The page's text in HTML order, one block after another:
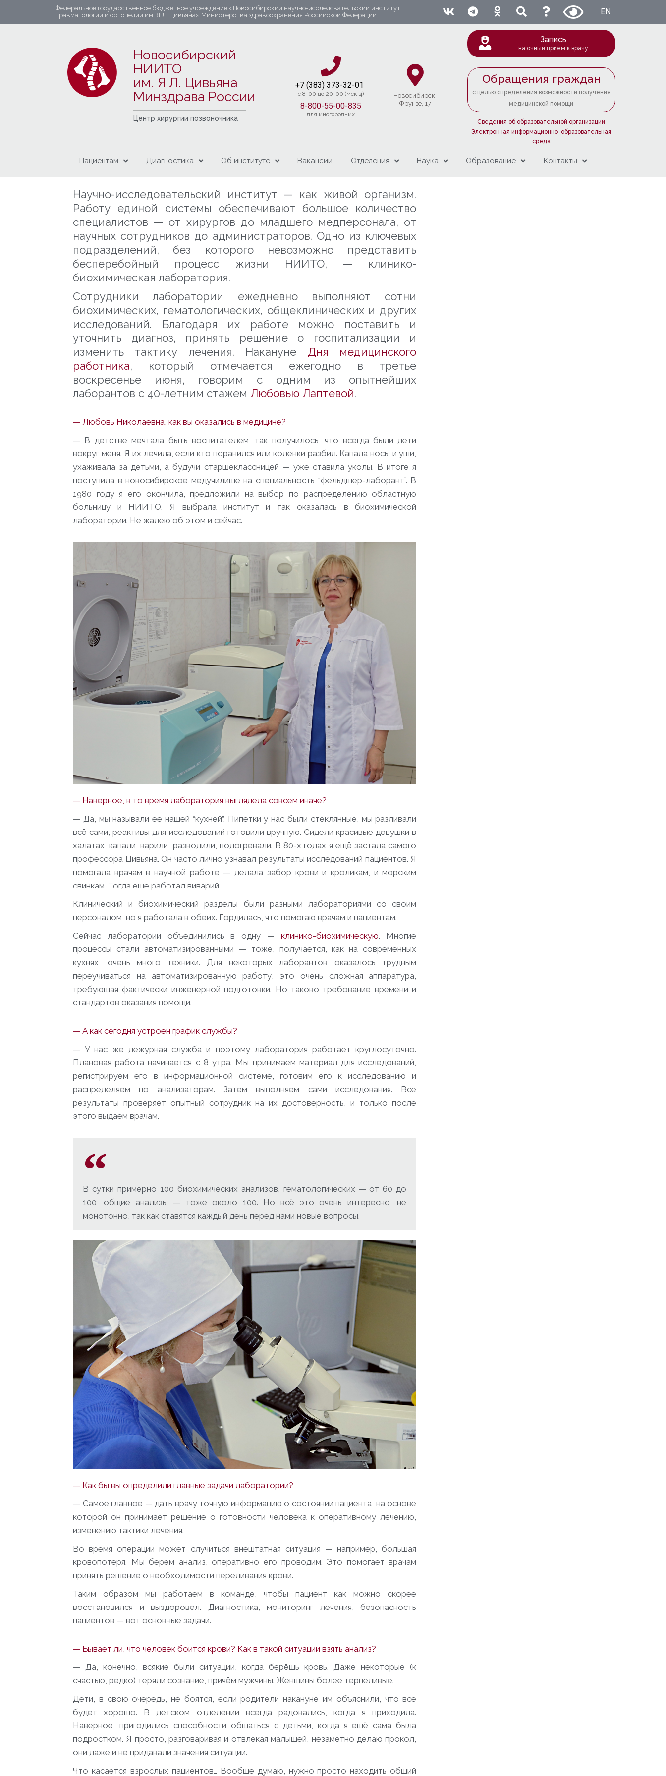
Федеральное государственное бюджетное учреждение «Новосибирский научно-исследовательский институт
травматологии и ортопедии им. Я.Л. Цивьяна» Министерства здравоохранения Российской Федерации
EN
Новосибирский
НИИТО
им. Я.Л. Цивьяна
Минздрава России
Центр хирургии позвоночника
+7 (383) 373-32-01​
c 8-00 до 20-00 (мск+4)
8-800-55-00-835
для иногородних
Новосибирcк,
Фрунзе, 17
Запись
на очный приём к врачу
Обращения граждан
с целью определения возможности получения
медицинской помощи
Сведения об образовательной организации
Электронная информационно-образовательная
среда
Пациентам Диагностика Об институте Вакансии Отделения Наука Образование Контакты
Научно-исследовательский институт — как живой организм.
Работу единой системы обеспечивают большое количество
специалистов — от хирургов до младшего медперсонала, от
научных сотрудников до администраторов. Одно из ключевых
подразделений, без которого невозможно представить
бесперебойный процесс жизни НИИТО, — клинико-
биохимическая лаборатория.
Сотрудники лаборатории ежедневно выполняют сотни
биохимических, гематологических, общеклинических и других
исследований. Благодаря их работе можно поставить и
уточнить диагноз, принять решение о госпитализации и
изменить тактику лечения. Накануне Дня медицинского
работника, который отмечается ежегодно в третье
воскресенье июня, говорим с одним из опытнейших
лаборантов с 40-летним стажем Любовью Лаптевой.
— Любовь Николаевна, как вы оказались в медицине?
— В детстве мечтала быть воспитателем, так получилось, что всегда были дети
вокруг меня. Я их лечила, если кто поранился или коленки разбил. Капала носы и уши,
ухаживала за детьми, а будучи старшеклассницей — уже ставила уколы. В итоге я
поступила в новосибирское медучилище на специальность “фельдшер-лаборант”. В
1980 году я его окончила, предложили на выбор по распределению областную
больницу и НИИТО. Я выбрала институт и так оказалась в биохимической
лаборатории. Не жалею об этом и сейчас.
— Наверное, в то время лаборатория выглядела совсем иначе?
— Да, мы называли её нашей “кухней”. Пипетки у нас были стеклянные, мы разливали
всё сами, реактивы для исследований готовили вручную. Сидели красивые девушки в
халатах, капали, варили, разводили, подогревали. В 80-х годах я ещё застала самого
профессора Цивьяна. Он часто лично узнавал результаты исследований пациентов. Я
помогала врачам в научной работе — делала забор крови и кроликам, и морским
свинкам. Тогда ещё работал виварий.
Клинический и биохимический разделы были разными лабораториями со своим
персоналом, но я работала в обеих. Гордилась, что помогаю врачам и пациентам.
Сейчас лаборатории объединились в одну — клинико-биохимическую. Многие
процессы стали автоматизированными — тоже, получается, как на современных
кухнях, очень много техники. Для некоторых лаборантов оказалось трудным
переучиваться на автоматизированную работу, это очень сложная аппаратура,
требующая фактически инженерной подготовки. Но таково требование времени и
стандартов оказания помощи.
— А как сегодня устроен график службы?
— У нас же дежурная служба и поэтому лаборатория работает круглосуточно.
Плановая работа начинается с 8 утра. Мы принимаем материал для исследований,
регистрируем его в информационной системе, готовим его к исследованию и
распределяем по анализаторам. Затем выполняем сами исследования. Все
результаты проверяет опытный сотрудник на их достоверность, и только после
этого выдаём врачам.
В сутки примерно 100 биохимических анализов, гематологических — от 60 до
100, общие анализы — тоже около 100. Но всё это очень интересно, не
монотонно, так как ставятся каждый день перед нами новые вопросы.
— Как бы вы определили главные задачи лаборатории?
— Самое главное — дать врачу точную информацию о состоянии пациента, на основе
которой он принимает решение о готовности человека к оперативному лечению,
изменению тактики лечения.
Во время операции может случиться внештатная ситуация — например, большая
кровопотеря. Мы берём анализ, оперативно его проводим. Это помогает врачам
принять решение о необходимости переливания крови.
Таким образом мы работаем в команде, чтобы пациент как можно скорее
восстановился и выздоровел. Диагностика, мониторинг лечения, безопасность
пациентов — вот основные задачи.
— Бывает ли, что человек боится крови? Как в такой ситуации взять анализ?
— Да, конечно, всякие были ситуации, когда берёшь кровь. Даже некоторые (к
счастью, редко) теряли сознание, причём мужчины. Женщины более терпеливые.
Дети, в свою очередь, не боятся, если родители накануне им объяснили, что всё
будет хорошо. В детском отделении всегда радовались, когда я приходила.
Наверное, пригодились способности общаться с детьми, когда я ещё сама была
подростком. Я просто, разговаривая и отвлекая малышей, незаметно делаю прокол,
они даже и не придавали значения ситуации.
Что касается взрослых пациентов… Вообще думаю, нужно просто находить общий